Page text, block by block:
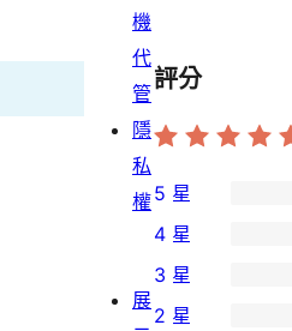
評分
4
個
5
星
5 星
個
4
4 星
0
3 星
2 星
機
代
管
隱
私
權
展